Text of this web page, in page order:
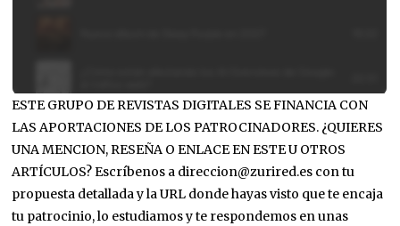
ESTE GRUPO DE REVISTAS DIGITALES SE FINANCIA CON
LAS APORTACIONES DE LOS PATROCINADORES. ¿QUIERES
UNA MENCION, RESEÑA O ENLACE EN ESTE U OTROS
ARTÍCULOS? Escríbenos a direccion@zurired.es con tu
propuesta detallada y la URL donde hayas visto que te encaja
tu patrocinio, lo estudiamos y te respondemos en unas